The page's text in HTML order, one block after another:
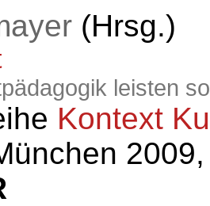
(Hrsg.)
leisten
Kontext